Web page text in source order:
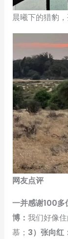
晨曦下的猎豹，
网友点评
一并感谢100多
博：我们好像
慕； 3）张向红